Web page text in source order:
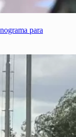
para